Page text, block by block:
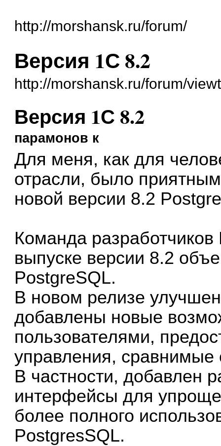
http://morshansk.ru/forum/
Версия 1С 8.2
http://morshansk.ru/forum/
Версия 1С 8.2
парамонов к
Для меня, как для
отрасли, было
новой версии 8.2
Команда
выпуске версии 8.2
PostgreSQL.
В новом релизе
добавлены новые
пользователями,
управления,
В частности, добавлен
интерфейсы для
более полного
PostgresSQL.